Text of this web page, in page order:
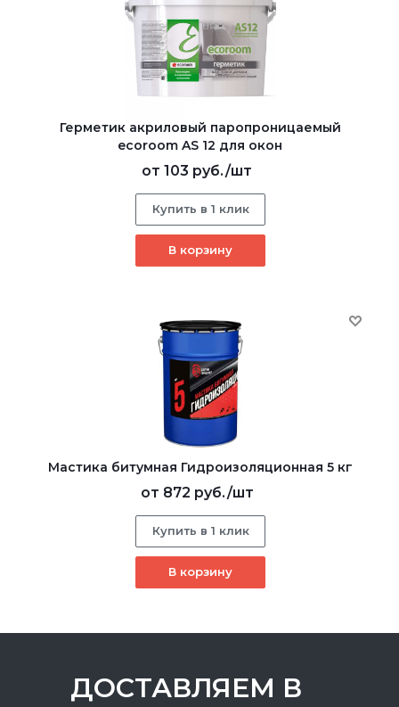
Герметик акриловый паропроницаемый
ecoroom AS 12 для окон
от 103 руб./шт
Купить в 1 клик
В корзину
Мастика битумная Гидроизоляционная 5 кг
от 872 руб./шт
Купить в 1 клик
В корзину
ДОСТАВЛЯЕМ В